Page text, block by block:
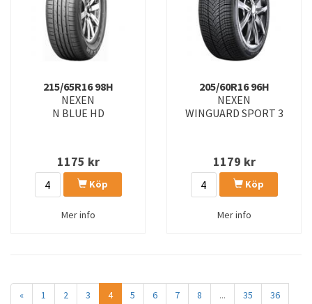
215/65R16 98H
NEXEN
N BLUE HD
1175 kr
Köp
Mer info
205/60R16 96H
NEXEN
WINGUARD SPORT 3
1179 kr
Köp
Mer info
« 1 2 3 4 5 6 7 8 ... 35
36